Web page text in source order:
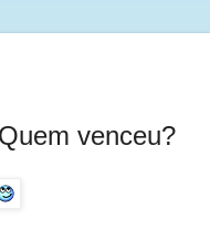
venceu?